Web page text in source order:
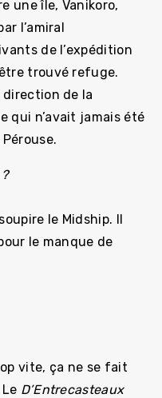
une île, Vanikoro,
l’amiral
de l’expédition
trouvé refuge.
direction de la
qui n’avait jamais été
le Midship. Il
le manque de
vite, ça ne se fait
D’Entrecasteaux